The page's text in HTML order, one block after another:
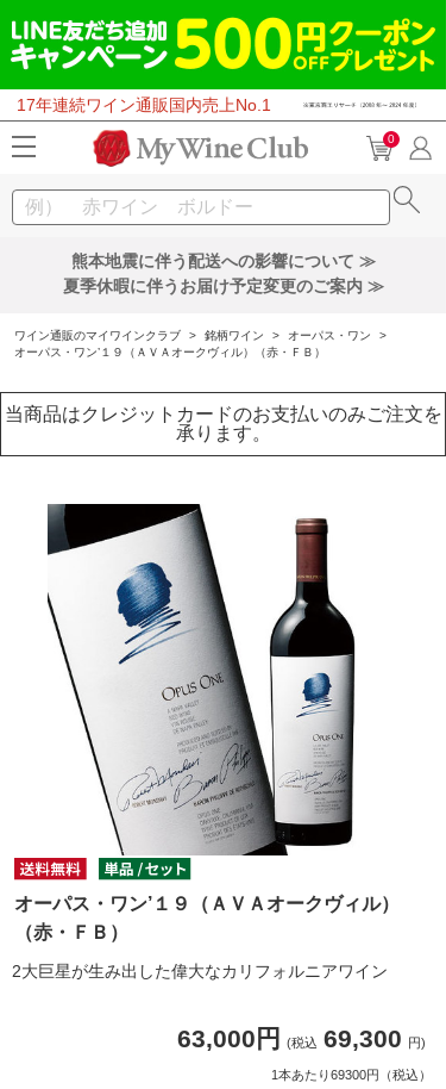
17年連続ワイン通販国内売上No.1
0
熊本地震に伴う配送への影響について ≫
夏季休暇に伴うお届け予定変更のご案内 ≫
ワイン通販のマイワインクラブ > 銘柄ワイン > オーパス・ワン
>
オーパス・ワン’１９（ＡＶＡオークヴィル）（赤・ＦＢ）
当商品はクレジットカードのお支払いのみご注文を
承ります。
オーパス・ワン’１９（ＡＶＡオークヴィル）
（赤・ＦＢ）
2大巨星が生み出した偉大なカリフォルニアワイン
63,000円 (税込 69,300 円)
1本あたり69300円（税込）